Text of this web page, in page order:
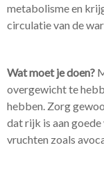
metabolisme en
circulatie van de
Wat moet je doen?
overgewicht te
hebben. Zorg
dat rijk is aan
vruchten zoals